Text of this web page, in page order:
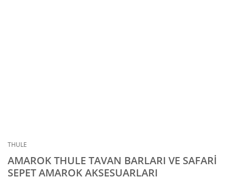
THULE
AMAROK THULE TAVAN BARLARI VE SAFARİ
SEPET AMAROK AKSESUARLARI